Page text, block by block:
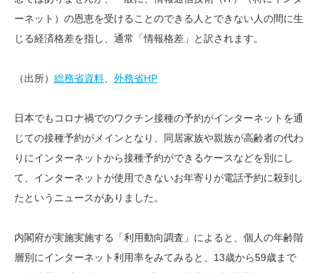
ーネット）の恩恵を受けることのできる人とできない人の間に生
じる経済格差を指し、通常「情報格差」と訳されます。
（出所） 総務省資料 外務省HP
日本でもコロナ禍でのワクチン接種の予約がインターネットを通
じての接種予約がメインとなり、同居家族や親族が高齢者の代わ
りにインターネットから接種予約ができるケースなどを別にし
て、インターネットが使用できないお年寄りが電話予約に殺到し
たというニュースがありました。
内閣府が実施実施する「利用動向調査」によると、個人の年齢階
層別にインターネット利用率をみてみると、13歳から59歳まで